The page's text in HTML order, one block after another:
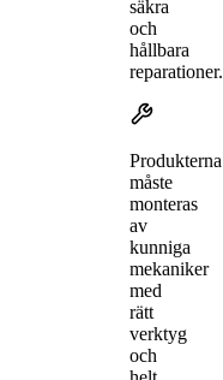
säkra
och
hållbara
reparationer.
Produkterna
måste
monteras
av
kunniga
mekaniker
med
rätt
verktyg
och